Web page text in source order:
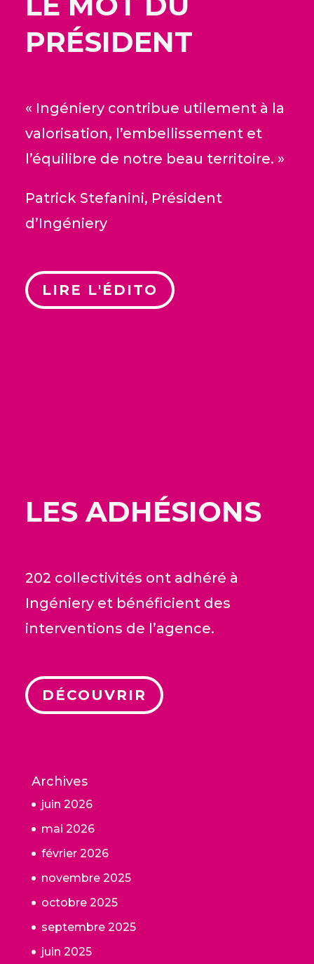
PRÉSIDENT
« Ingéniery contribue utilement à la
valorisation, l’embellissement et
l’équilibre de notre beau territoire. »
Patrick Stefanini, Président
d’Ingéniery
LIRE L'ÉDITO
LES ADHÉSIONS
202 collectivités ont adhéré à
Ingéniery et bénéficient des
interventions de l’agence.
DÉCOUVRIR
Archives
juin 2026
mai 2026
février 2026
novembre 2025
octobre 2025
septembre 2025
juin 2025